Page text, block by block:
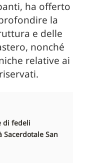
ha offerto
la
e delle
nonché
relative ai
di fedeli
San